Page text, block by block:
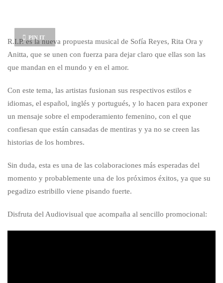
PIN IT
R.I.P. es la nueva propuesta musical de Sofía Reyes, Rita Ora y
Anitta, que se unen con fuerza para dejar claro que ellas son las
que mandan en el mundo y en el amor.
Con este tema, las artistas fusionan sus respectivos estilos e
idiomas, el español, inglés y portugués, y lo hacen para exponer
un mensaje sobre el empoderamiento femenino, con el que
confiesan que están cansadas de mentiras y ya no se creen las
historias de los hombres.
Sin duda, esta es una de las colaboraciones más esperadas del
momento y probablemente una de los próximos éxitos, ya que su
pegadizo estribillo viene pisando fuerte.
Disfruta del Audiovisual que acompaña al sencillo promocional: